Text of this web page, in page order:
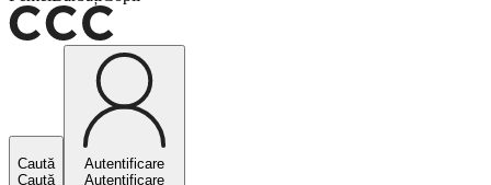
Caută
Caută
Autentificare
Autentificare